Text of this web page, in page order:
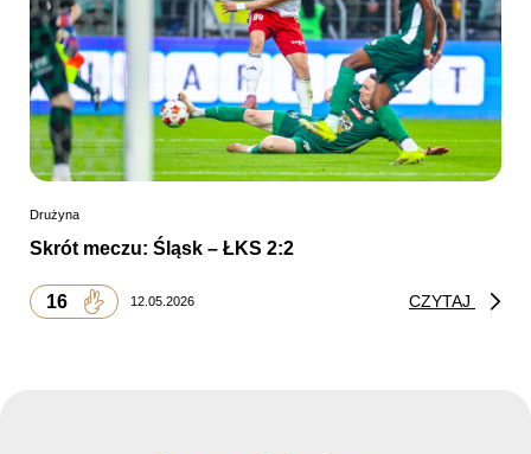
Drużyna
Skrót meczu: Śląsk – ŁKS 2:2
16 12.05.2026 CZYTAJ